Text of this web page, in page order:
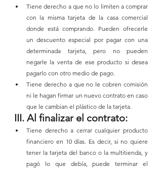
Tiene derecho a que no lo limiten a comprar
con la misma tarjeta de la casa comercial
donde está comprando. Pueden ofrecerle
un descuento especial por pagar con una
determinada tarjeta, pero no pueden
negarle la venta de ese producto si desea
pagarlo con otro medio de pago.
Tiene derecho a que no le cobren comisión
ni le hagan firmar un nuevo contrato en caso
que le cambian el plástico de la tarjeta.
III. Al finalizar el contrato:
Tiene derecho a cerrar cualquier producto
financiero en 10 días. Es decir, si no quiere
tener la tarjeta del banco o la multitienda, y
pagó lo que debía, puede terminar el